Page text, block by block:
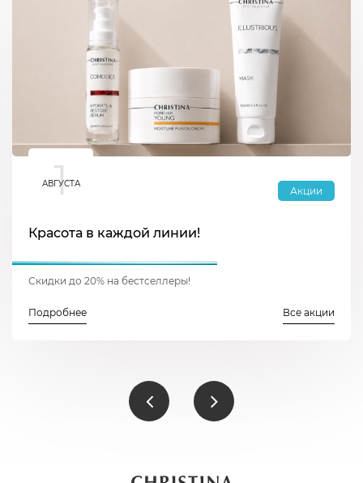
1
АВГУСТА
Акции
Красота в каждой линии!
Скидки до 20% на бестселлеры!
Подробнее Все акции